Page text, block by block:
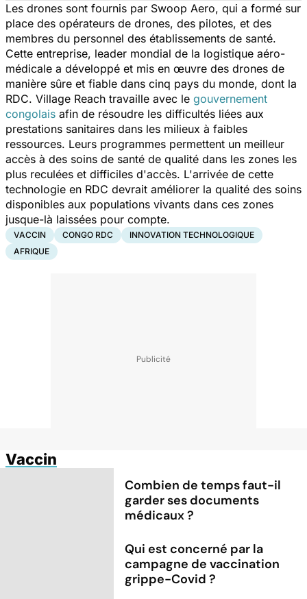
Les drones sont fournis par Swoop Aero, qui a formé sur
place des opérateurs de drones, des pilotes, et des
membres du personnel des établissements de santé.
Cette entreprise, leader mondial de la logistique aéro-
médicale a développé et mis en œuvre des drones de
manière sûre et fiable dans cinq pays du monde, dont la
RDC. Village Reach travaille avec le gouvernement
congolais afin de résoudre les difficultés liées aux
prestations sanitaires dans les milieux à faibles
ressources. Leurs programmes permettent un meilleur
accès à des soins de santé de qualité dans les zones les
plus reculées et difficiles d'accès. L'arrivée de cette
technologie en RDC devrait améliorer la qualité des soins
disponibles aux populations vivants dans ces zones
jusque-là laissées pour compte.
VACCIN CONGO RDC
INNOVATION TECHNOLOGIQUE
AFRIQUE
Vaccin
Combien de temps faut-il
garder ses documents
médicaux ?
Qui est concerné par la
campagne de vaccination
grippe-Covid ?